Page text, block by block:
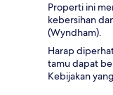
Properti ini
kebersihan
(Wyndham).
Harap
tamu dapat
Kebijakan